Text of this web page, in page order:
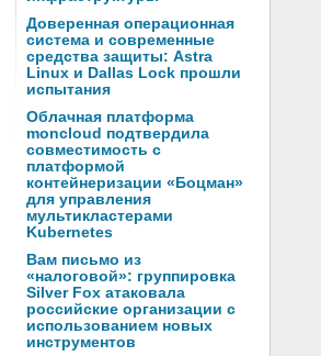
Доверенная операционная
система и современные
средства защиты: Astra
Linux и Dallas Lock прошли
испытания
Облачная платформа
moncloud подтвердила
совместимость с
платформой
контейнеризации «Боцман»
для управления
мультикластерами
Kubernetes
Вам письмо из
«налоговой»: группировка
Silver Fox атаковала
российские организации с
использованием новых
инструментов